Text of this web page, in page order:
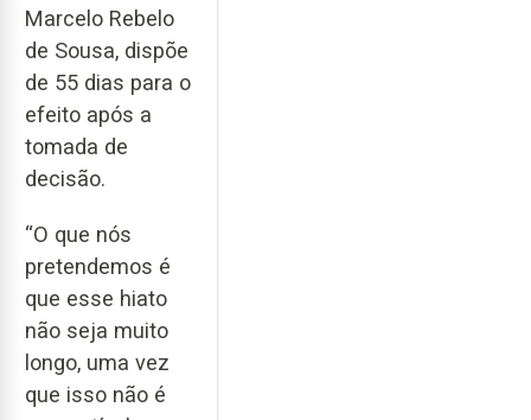
Marcelo Rebelo
de Sousa, dispõe
de 55 dias para o
efeito após a
tomada de
decisão.
“O que nós
pretendemos é
que esse hiato
não seja muito
longo, uma vez
que isso não é